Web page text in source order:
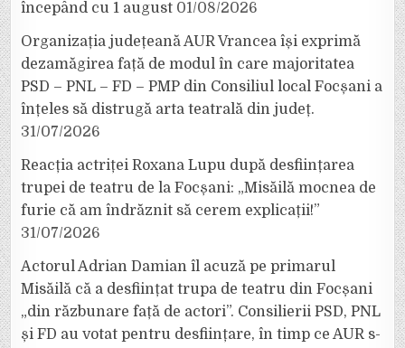
începând cu 1 august 01/08/2026
Organizația județeană AUR Vrancea își exprimă
dezamăgirea față de modul în care majoritatea
PSD – PNL – FD – PMP din Consiliul local Focșani a
înțeles să distrugă arta teatrală din județ.
31/07/2026
Reacția actriței Roxana Lupu după desființarea
trupei de teatru de la Focșani: „Misăilă mocnea de
furie că am îndrăznit să cerem explicații!”
31/07/2026
Actorul Adrian Damian îl acuză pe primarul
Misăilă că a desființat trupa de teatru din Focșani
„din răzbunare față de actori”. Consilierii PSD, PNL
și FD au votat pentru desființare, în timp ce AUR s-